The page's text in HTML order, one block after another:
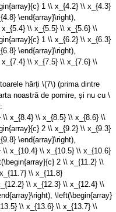
1 \\ x_{4.2} \\ x_{4.3}
\end{array}\right),
\\ x_{5.5} \\ x_{5.6} \\
1 \\ x_{6.2} \\ x_{6.3}
\end{array}\right),
\\ x_{7.5} \\ x_{7.6} \\
hărți \(7\) (prima dintre
noastră de pornire, și nu cu \
\\ x_{8.4} \\ x_{8.5} \\ x_{8.6} \\
2 \\ x_{9.2} \\ x_{9.3}
\end{array}\right),
x_{10.4} \\ x_{10.5} \\ x_{10.6}
2 \\ x_{11.2} \\
\\ x_{11.8}
\\ x_{12.3} \\ x_{12.4} \\
\left(\begin{array}
\\ x_{13.6} \\ x_{13.7} \\